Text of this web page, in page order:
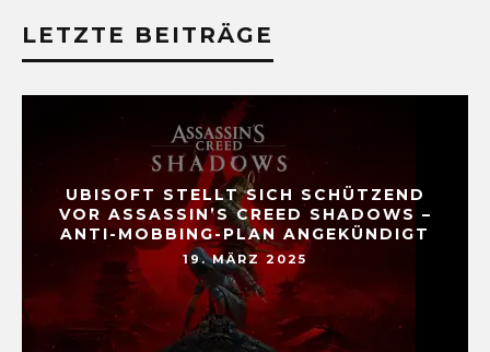
LETZTE BEITRÄGE
UBISOFT STELLT SICH SCHÜTZEND
VOR ASSASSIN’S CREED SHADOWS –
ANTI-MOBBING-PLAN ANGEKÜNDIGT
19. MÄRZ 2025